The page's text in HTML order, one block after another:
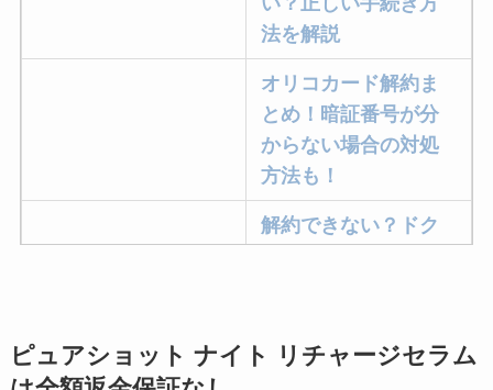
法を解説
オリコカード解約ま
とめ！暗証番号が分
からない場合の対処
方法も！
解約できない？ドク
解約方法まとめ！契
ピュアショット ナイト リチャージセラム